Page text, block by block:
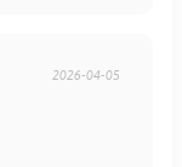
2026-04-05